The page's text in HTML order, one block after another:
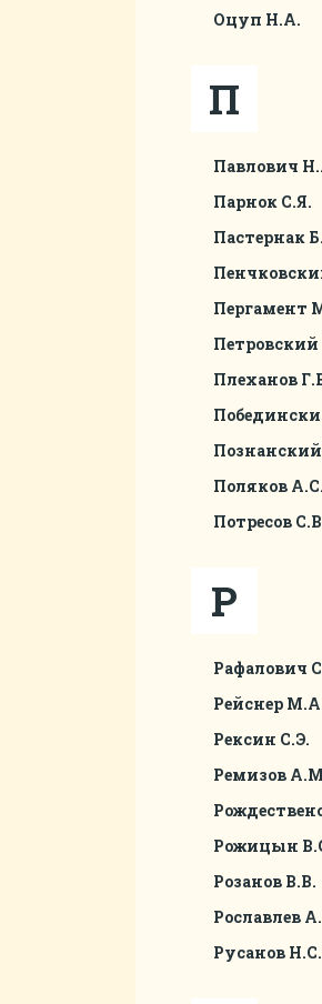
Оцуп Н.А.
П
Павлович
Парнок С.Я.
Пастернак
Пергамент
Плеханов
Поляков
Потресов
Р
Рафалович
Рейснер
Рексин С.Э.
Ремизов
Рожицын
Розанов В.В.
Рославлев
Русанов Н.С.